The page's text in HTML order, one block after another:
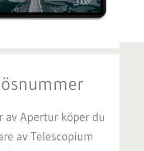
av Apertur köper du
av Telescopium